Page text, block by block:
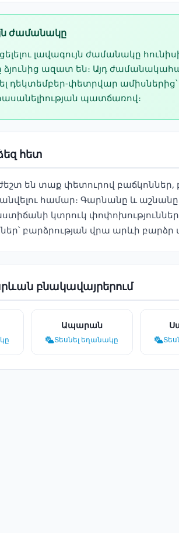
ժամանակը
լավագույն ժամանակը
ազատ են։ Այդ
դեկտեմբեր-փետրվար
պատճառով։
հետ
են տաք փետուրով բաճկոններ,
համար։ Գարնանը և աշնանը
կտրուկ
բարձրության վրա արևի
բնակավայրերում
Ապարան
Տեսնել եղանակը